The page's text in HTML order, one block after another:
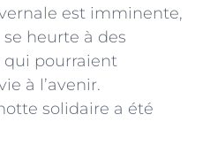
est imminente,
heurte à des
qui pourraient
à l’avenir.
solidaire a été